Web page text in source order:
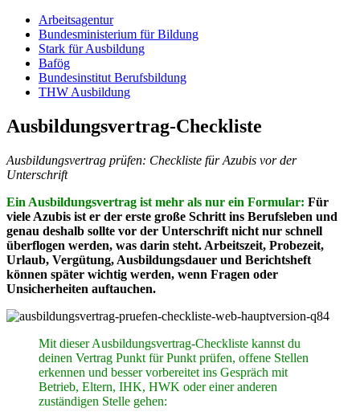
Arbeitsagentur
Bundesministerium für Bildung
Stark für Ausbildung
Bafög
Bundesinstitut Berufsbildung
THW Ausbildung
Ausbildungsvertrag-Checkliste
Ausbildungsvertrag prüfen: Checkliste für Azubis vor der
Unterschrift
Ein Ausbildungsvertrag ist mehr als nur ein Formular: Für
viele Azubis ist er der erste große Schritt ins Berufsleben und
genau deshalb sollte vor der Unterschrift nicht nur schnell
überflogen werden, was darin steht. Arbeitszeit, Probezeit,
Urlaub, Vergütung, Ausbildungsdauer und Berichtsheft
können später wichtig werden, wenn Fragen oder
Unsicherheiten auftauchen.
Mit dieser Ausbildungsvertrag-Checkliste kannst du
deinen Vertrag Punkt für Punkt prüfen, offene Stellen
erkennen und besser vorbereitet ins Gespräch mit
Betrieb, Eltern, IHK, HWK oder einer anderen
zuständigen Stelle gehen: